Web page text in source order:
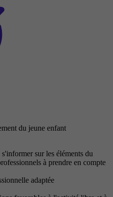
du jeune enfant
sur les éléments du
à prendre en compte
adaptée